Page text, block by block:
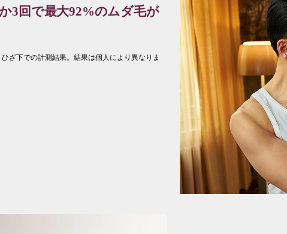
3回で最大92%のムダ毛が
ざ下での計測結果。結果は個人により異なりま